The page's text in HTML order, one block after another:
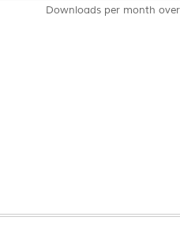
Downloads per month